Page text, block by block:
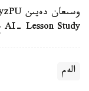
AI- Lesson Study ج ي پلاتفورماسىن ازىرلەگەنىن حابارلادىق.
الەم